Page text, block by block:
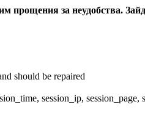
прощения за неудобства.
should be repaired
session_ip,